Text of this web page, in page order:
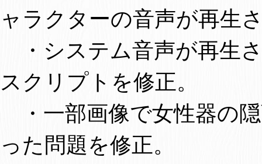
ャラクターの音声が再生
・システム音声が再生
スクリプトを修正。
・一部画像で女性器の
った問題を修正。